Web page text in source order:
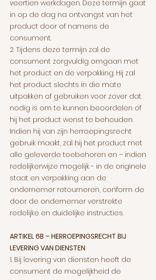
veertien werkdagen. Deze termijn gaat
in op de dag na ontvangst van het
product door of namens de
consument.
2. Tijdens deze termijn zal de
consument zorgvuldig omgaan met
het product en de verpakking. Hij zal
het product slechts in die mate
uitpakken of gebruiken voor zover dat
nodig is om te kunnen beoordelen of
hij het product wenst te behouden.
Indien hij van zijn herroepingsrecht
gebruik maakt, zal hij het product met
alle geleverde toebehoren en – indien
redelijkerwijze mogelijk - in de originele
staat en verpakking aan de
ondernemer retourneren, conform de
door de ondernemer verstrekte
redelijke en duidelijke instructies.
ARTIKEL 6B – HERROEPINGSRECHT BIJ
LEVERING VAN DIENSTEN
1. Bij levering van diensten heeft de
consument de mogelijkheid de